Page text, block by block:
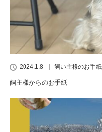
2024.1.8 飼い主様のお手紙
飼主様からのお手紙